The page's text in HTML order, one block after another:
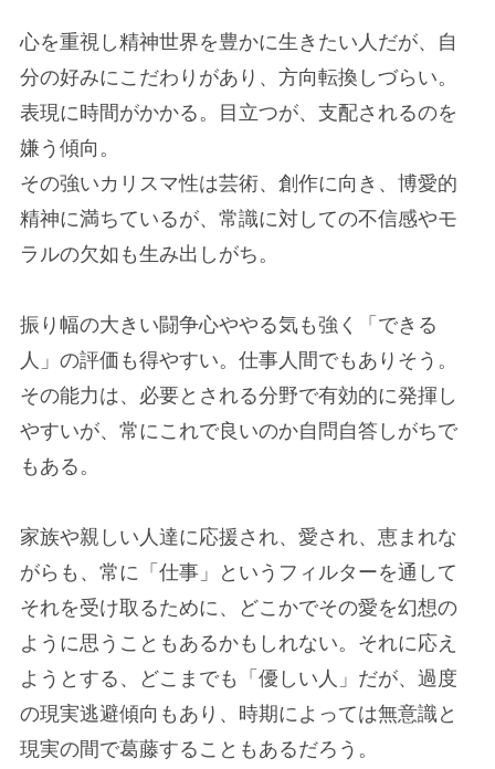
心を重視し精神世界を豊かに生きたい人だが、自
分の好みにこだわりがあり、方向転換しづらい。
表現に時間がかかる。目立つが、支配されるのを
嫌う傾向。
その強いカリスマ性は芸術、創作に向き、博愛的
精神に満ちているが、常識に対しての不信感やモ
ラルの欠如も生み出しがち。
振り幅の大きい闘争心ややる気も強く「できる
人」の評価も得やすい。仕事人間でもありそう。
その能力は、必要とされる分野で有効的に発揮し
やすいが、常にこれで良いのか自問自答しがちで
もある。
家族や親しい人達に応援され、愛され、恵まれな
がらも、常に「仕事」というフィルターを通して
それを受け取るために、どこかでその愛を幻想の
ように思うこともあるかもしれない。それに応え
ようとする、どこまでも「優しい人」だが、過度
の現実逃避傾向もあり、時期によっては無意識と
現実の間で葛藤することもあるだろう。